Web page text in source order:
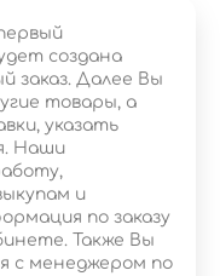
создана
заказ. Далее Вы
товары, а
указать
Наши
и
по заказу
Также Вы
с менеджером по